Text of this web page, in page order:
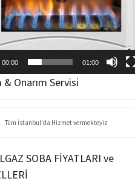
00:00 01:00
& Onarım Servisi
Tüm İstanbul'da Hizmet vermekteyiz
SOBA FİYATLARI ve